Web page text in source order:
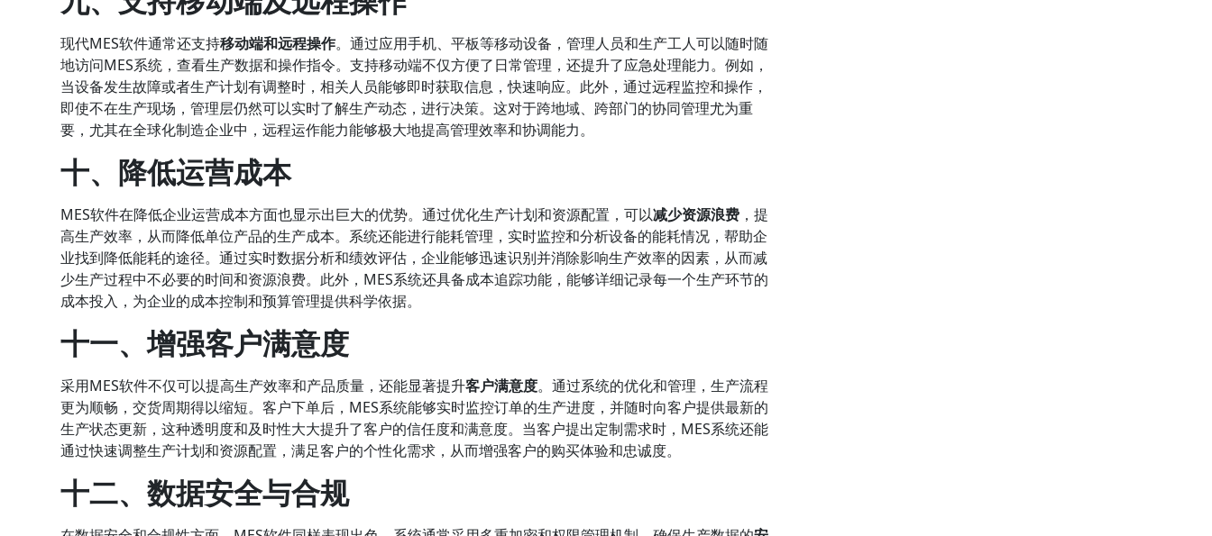
现代MES软件通常还支持移动端和远程操作。通过应用手机、平板等移动设备，管理人员和生产工人可以随时随
地访问MES系统，查看生产数据和操作指令。支持移动端不仅方便了日常管理，还提升了应急处理能力。例如，
当设备发生故障或者生产计划有调整时，相关人员能够即时获取信息，快速响应。此外，通过远程监控和操作，
即使不在生产现场，管理层仍然可以实时了解生产动态，进行决策。这对于跨地域、跨部门的协同管理尤为重
要，尤其在全球化制造企业中，远程运作能力能够极大地提高管理效率和协调能力。
十、降低运营成本
MES软件在降低企业运营成本方面也显示出巨大的优势。通过优化生产计划和资源配置，可以减少资源浪费 ，提
高生产效率，从而降低单位产品的生产成本。系统还能进行能耗管理，实时监控和分析设备的能耗情况，帮助企
业找到降低能耗的途径。通过实时数据分析和绩效评估，企业能够迅速识别并消除影响生产效率的因素，从而减
少生产过程中不必要的时间和资源浪费。此外，MES系统还具备成本追踪功能，能够详细记录每一个生产环节的
成本投入，为企业的成本控制和预算管理提供科学依据。
十一、增强客户满意度
采用MES软件不仅可以提高生产效率和产品质量，还能显著提升客户满意度。通过系统的优化和管理，生产流程
更为顺畅，交货周期得以缩短。客户下单后，MES系统能够实时监控订单的生产进度，并随时向客户提供最新的
生产状态更新，这种透明度和及时性大大提升了客户的信任度和满意度。当客户提出定制需求时，MES系统还能
通过快速调整生产计划和资源配置，满足客户的个性化需求，从而增强客户的购买体验和忠诚度。
十二、数据安全与合规